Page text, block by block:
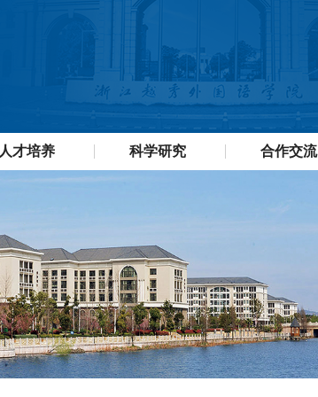
人才培养 科学研究 合作交流